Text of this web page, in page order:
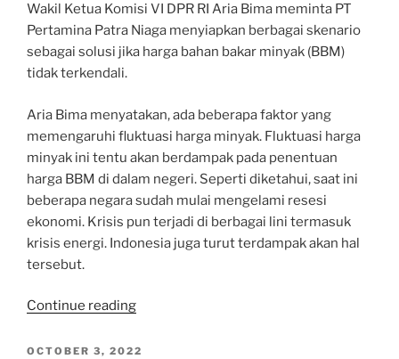
Wakil Ketua Komisi VI DPR RI Aria Bima meminta PT
Pertamina Patra Niaga menyiapkan berbagai skenario
sebagai solusi jika harga bahan bakar minyak (BBM)
tidak terkendali.
Aria Bima menyatakan, ada beberapa faktor yang
memengaruhi fluktuasi harga minyak. Fluktuasi harga
minyak ini tentu akan berdampak pada penentuan
harga BBM di dalam negeri. Seperti diketahui, saat ini
beberapa negara sudah mulai mengelami resesi
ekonomi. Krisis pun terjadi di berbagai lini termasuk
krisis energi. Indonesia juga turut terdampak akan hal
tersebut.
Continue reading“Pertamina
Niaga
POSTED
OCTOBER 3, 2022